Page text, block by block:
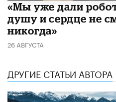
«Мы уже дали
душу и сердце не
никогда»
26 АВГУСТА
ДРУГИЕ СТАТЬИ АВТОРА